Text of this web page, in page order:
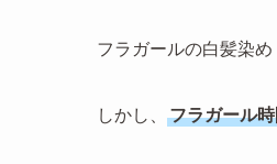
フラガールの白髪染
しかし、 フラガール